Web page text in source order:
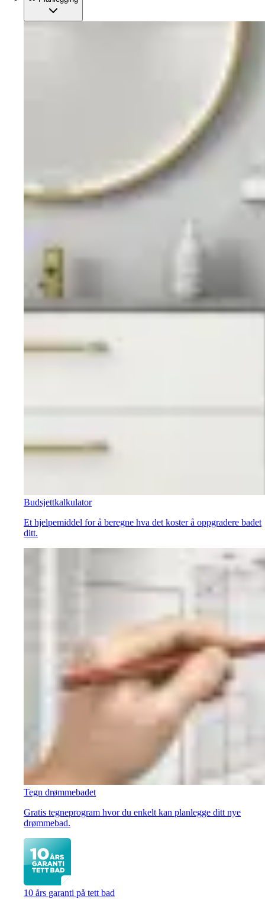
Budsjettkalkulator
Et hjelpemiddel for å beregne hva det koster å oppgradere badet
ditt.
Tegn drømmebadet
Gratis tegneprogram hvor du enkelt kan planlegge ditt nye
drømmebad.
10 års garanti på tett bad